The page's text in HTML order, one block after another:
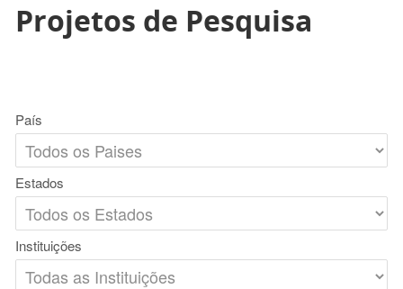
Projetos de Pesquisa
País
Estados
Instituições